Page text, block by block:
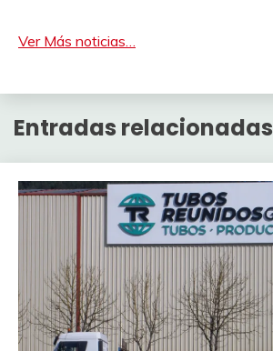
Ver Más noticias…
Entradas relacionadas